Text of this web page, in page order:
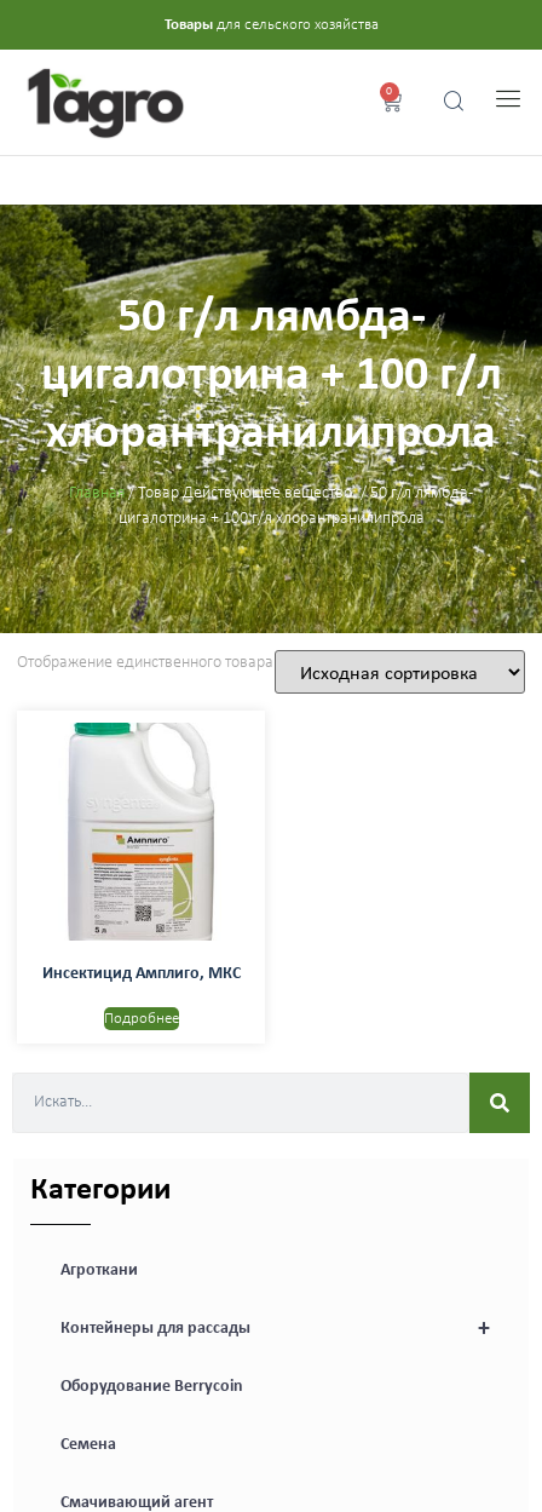
Товары для сельского хозяйства
0
50 г/л лямбда-
цигалотрина + 100 г/л
хлорантранилипрола
Главная/ Товар Действующее вещество: / 50 г/л лямбда-
цигалотрина + 100 г/л хлорантранилипрола
Категории
Агроткани
+
Контейнеры для рассады
Оборудование Berrycoin
Семена
Смачивающий агент
Отображение единственного товара
Инсектицид Амплиго, МКС
Подробнее